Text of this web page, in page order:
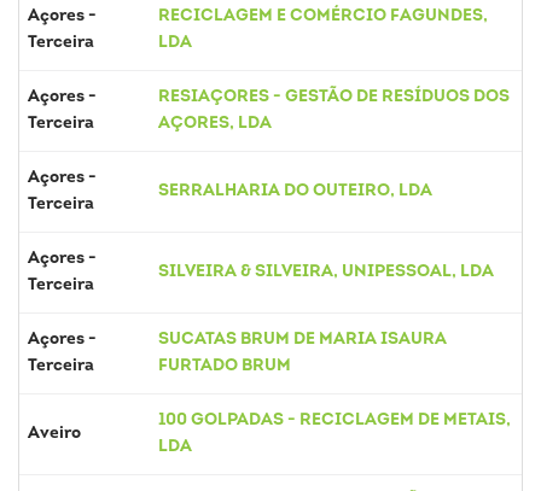
Açores -
Terceira
RECICLAGEM E COMÉRCIO FAGUNDES,
LDA
Açores -
Terceira
RESIAÇORES - GESTÃO DE RESÍDUOS DOS
AÇORES, LDA
Açores -
Terceira
SERRALHARIA DO OUTEIRO, LDA
Açores -
Terceira
SILVEIRA & SILVEIRA, UNIPESSOAL, LDA
Açores -
Terceira
SUCATAS BRUM DE MARIA ISAURA
FURTADO BRUM
Aveiro
100 GOLPADAS - RECICLAGEM DE METAIS,
LDA